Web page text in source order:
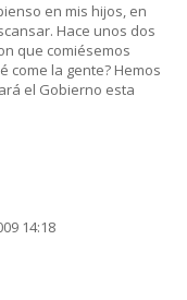
en mis hijos, en
Hace unos dos
que comiésemos
come la gente? Hemos
el Gobierno esta
14:18